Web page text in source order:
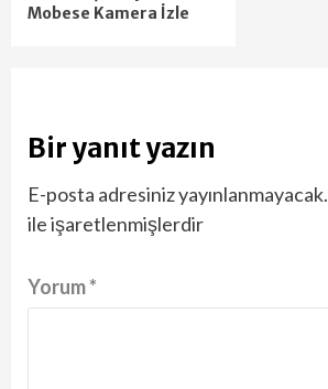
Mobese Kamera İzle
Bir yanıt yazın
E-posta adresiniz yayınlanmayacak.
ile işaretlenmişlerdir
Yorum*